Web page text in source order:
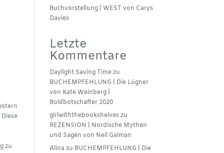
zu
Buchvorstellung | WEST von Carys
Davies
Letzte
Kommentare
Daylight Saving Timezu
BUCHEMPFEHLUNG | Die Lügner
von Kate Weinberg |
Boldbotschafter 2020
girlwiththebookshelveszu
REZENSION | Nordische Mythen
und Sagen von Neil Gaiman
Alina zu BUCHEMPFEHLUNG | Die